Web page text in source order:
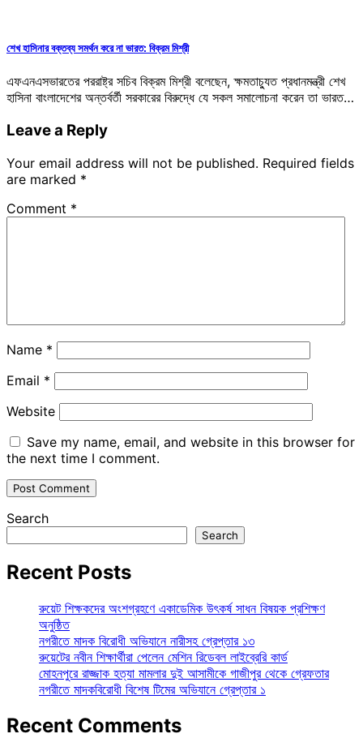
শেখ হাসিনার বক্তব্য সমর্থন করে না ভারত: বিক্রম মিশ্রী
এফএনএসভারতের পররাষ্ট্র সচিব বিক্রম মিশ্রী বলেছেন, ক্ষমতাচ্যুত প্রধানমন্ত্রী শেখ
হাসিনা বাংলাদেশের অন্তর্বর্তী সরকারের বিরুদ্ধে যে সকল সমালোচনা করেন তা ভারত…
Leave a Reply
Your email address will not be published. Required fields
are marked *
Comment *
Name *
Email *
Website
Save my name, email, and website in this browser for
the next time I comment.
Search
Search
Recent Posts
রুয়েট শিক্ষকদের অংশগ্রহণে একাডেমিক উৎকর্ষ সাধন বিষয়ক প্রশিক্ষণ
অনুষ্ঠিত
নগরীতে মাদক বিরোধী অভিযানে নারীসহ গ্রেপ্তার ১৩
রুয়েটের নবীন শিক্ষার্থীরা পেলেন মেশিন রিডেবল লাইব্রেরি কার্ড
মোহনপুরে রাজ্জাক হত্যা মামলার দুই আসামীকে গাজীপুর থেকে গ্রেফতার
নগরীতে মাদকবিরোধী বিশেষ টিমের অভিযানে গ্রেপ্তার ১
Recent Comments